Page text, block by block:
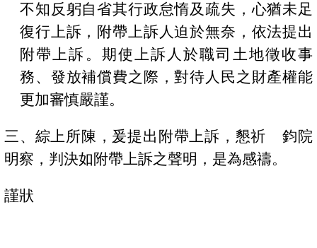
不知反躬自省其行政怠惰及疏失，心猶未足
復行上訴，附帶上訴人迫於無奈，依法提出
附帶上訴。 期使上訴人於職司土地徵收事
務、發放補償費之際，對待人民之財產權能
更加審慎嚴謹。
三、綜上所陳，爰提出附帶上訴 ，懇祈
鈞院
明察，判決如附帶上訴之聲明，是為感禱。
謹狀